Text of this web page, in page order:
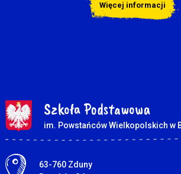
Więcej informacji
Szkoła Podstawowa
im. Powstańców Wielkopolskich w
Adres pocztowy:
63-760 Zduny